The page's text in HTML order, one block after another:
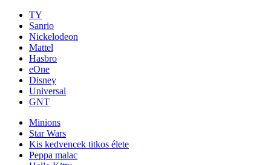
TY
Sanrio
Nickelodeon
Mattel
Hasbro
eOne
Disney
Universal
GNT
Minions
Star Wars
Kis kedvencek titkos élete
Peppa malac